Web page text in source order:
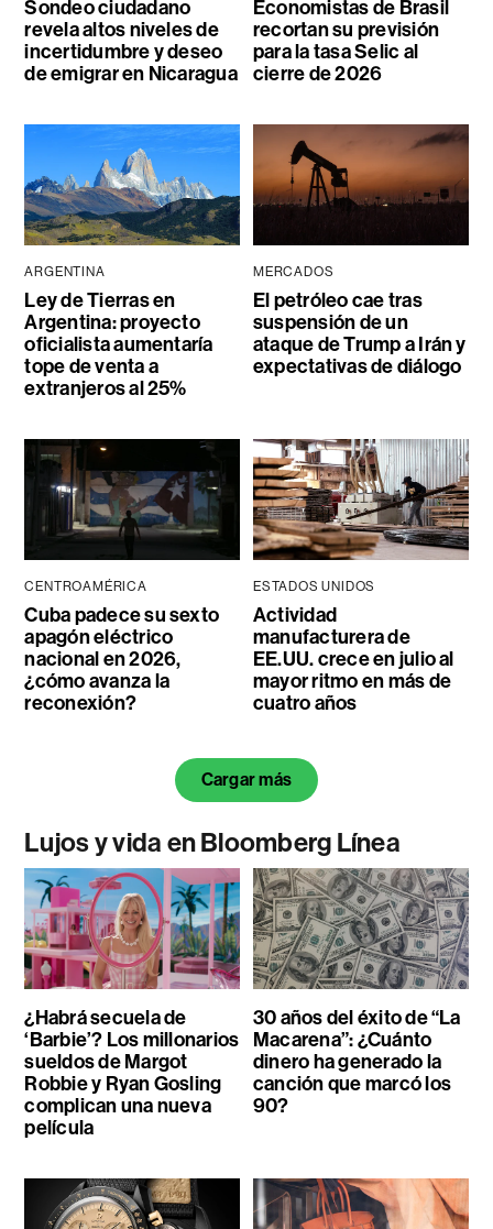
Sondeo ciudadano
revela altos niveles de
incertidumbre y deseo
de emigrar en Nicaragua
Economistas de Brasil
recortan su previsión
para la tasa Selic al
cierre de 2026
ARGENTINA
Ley de Tierras en
Argentina: proyecto
oficialista aumentaría
tope de venta a
extranjeros al 25%
MERCADOS
El petróleo cae tras
suspensión de un
ataque de Trump a Irán y
expectativas de diálogo
CENTROAMÉRICA
Cuba padece su sexto
apagón eléctrico
nacional en 2026,
¿cómo avanza la
reconexión?
ESTADOS UNIDOS
Actividad
manufacturera de
EE.UU. crece en julio al
mayor ritmo en más de
cuatro años
Cargar más
Lujos y vida en Bloomberg Línea
¿Habrá secuela de
‘Barbie’? Los millonarios
sueldos de Margot
Robbie y Ryan Gosling
complican una nueva
película
30 años del éxito de “La
Macarena”: ¿Cuánto
dinero ha generado la
canción que marcó los
90?